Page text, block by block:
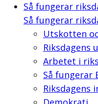
Så fungerar
Så fungerar
Utskotten
Riksdagens
Arbetet i
Så fungerar
Riksdagens